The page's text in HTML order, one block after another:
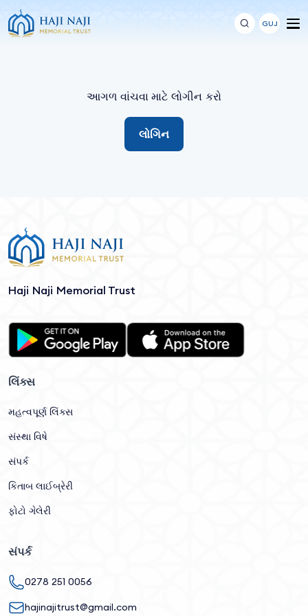
GUJ
આગળ વાંચવા માટે લોગીન કરો
લોગિન
Haji Naji Memorial Trust
લિંક્સ
મહત્વપૂર્ણ લિંક્સ
સંસ્થા વિષે
સંપર્ક
કિતાબ લાઈબ્રેરી
ફોટો ગેલેરી
સંપર્ક
0278 251 0056
hajinajitrust@gmail.com